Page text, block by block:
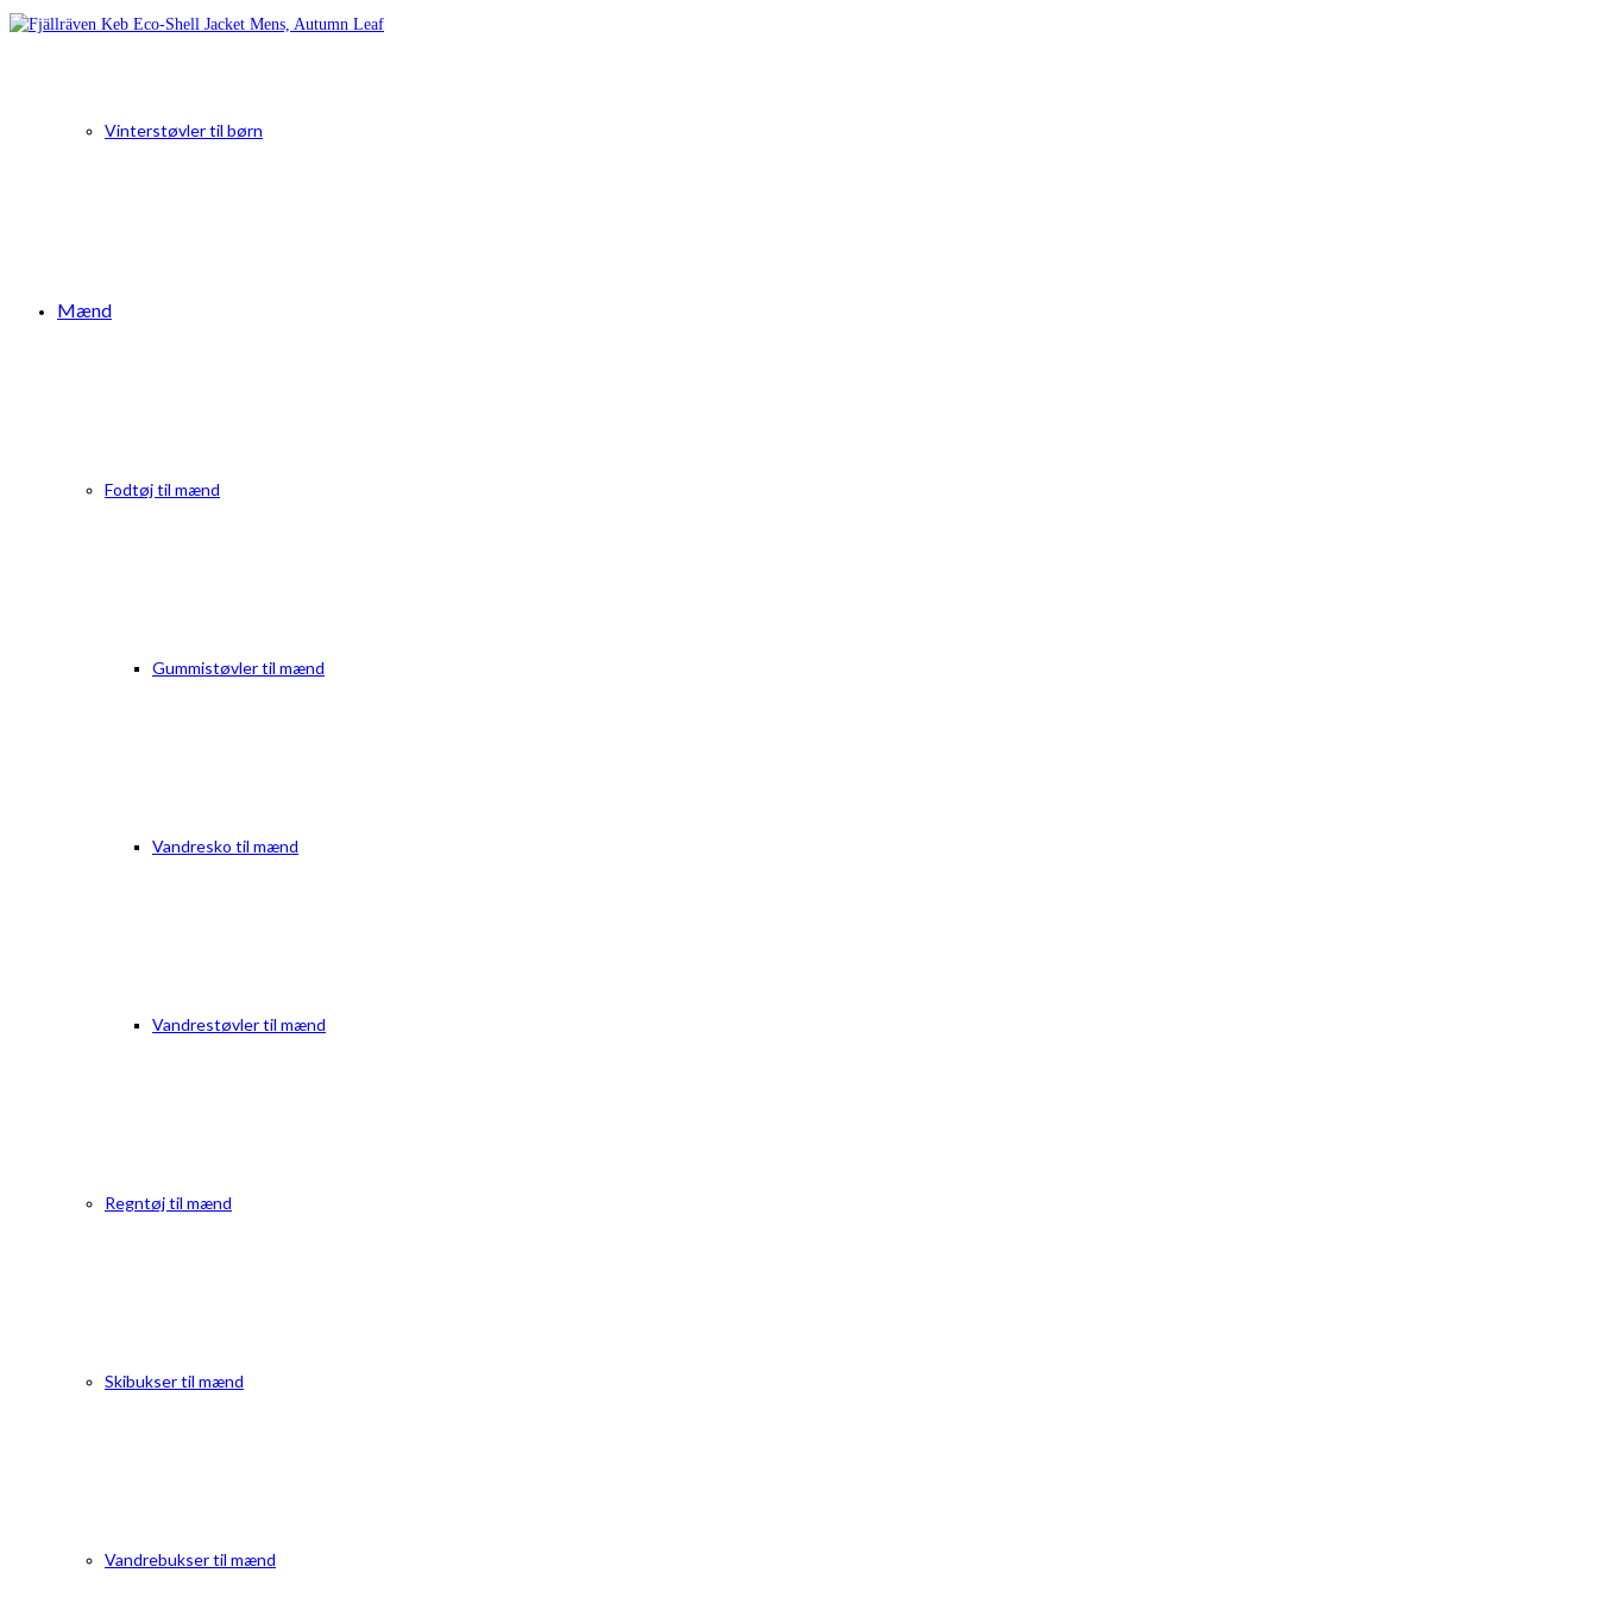
Vinterstøvler til børn
Mænd
Fodtøj til mænd
Gummistøvler til mænd
Vandresko til mænd
Vandrestøvler til mænd
Regntøj til mænd
Skibukser til mænd
Vandrebukser til mænd